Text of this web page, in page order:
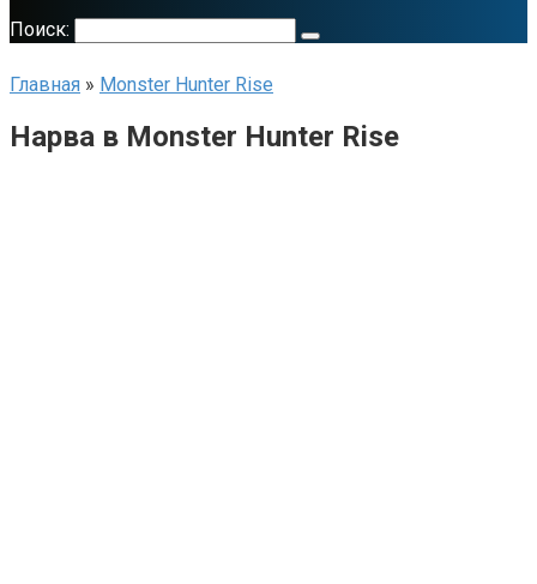
Поиск:
Главная » Monster Hunter Rise
Нарва в Monster Hunter Rise